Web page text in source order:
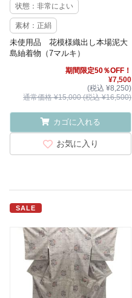
状態：非常によい
素材：正絹
未使用品 花模様織出し本場泥大
島紬着物（7マルキ）
期間限定50％OFF！
¥7,500
(税込 ¥8,250)
通常価格 ¥15,000 (税込 ¥16,500)
カゴに入れる
お気に入り
SALE